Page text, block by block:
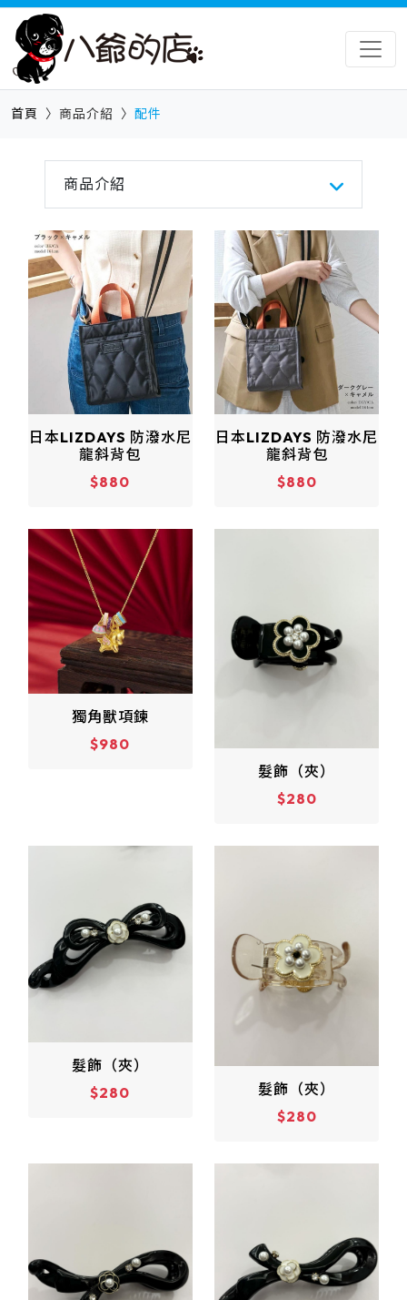
首頁 商品介紹 配件
商品介紹
日本LIZDAYS 防潑水尼
龍斜背包
$880
日本LIZDAYS 防潑水尼
龍斜背包
$880
獨角獸項鍊
$980
髮飾（夾）
$280
髮飾（夾）
$280
髮飾（夾）
$280